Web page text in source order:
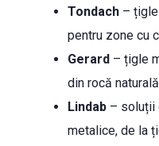
Tondach– țigle
pentru zone cu
Gerard – țigle
din rocă
Lindab– soluții
metalice, de la